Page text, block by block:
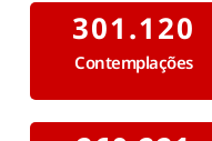
301.120
Contemplações